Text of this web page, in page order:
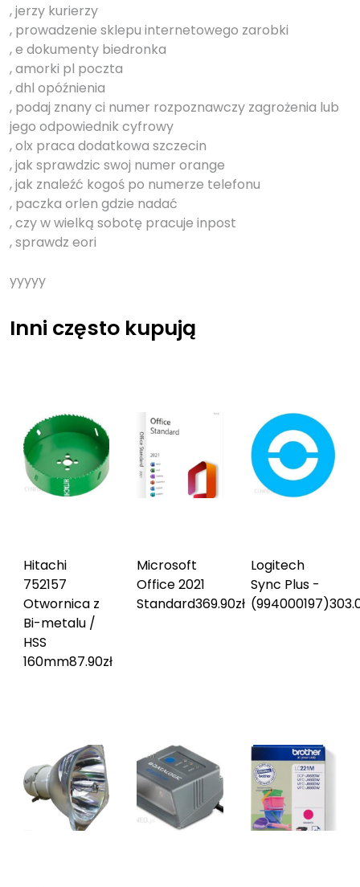
, jerzy kurierzy
, prowadzenie sklepu internetowego zarobki
, e dokumenty biedronka
, amorki pl poczta
, dhl opóźnienia
, podaj znany ci numer rozpoznawczy zagrożenia lub
jego odpowiednik cyfrowy
, olx praca dodatkowa szczecin
, jak sprawdzic swoj numer orange
, jak znaleźć kogoś po numerze telefonu
, paczka orlen gdzie nadać
, czy w wielką sobotę pracuje inpost
, sprawdz eori
yyyyy
Inni często kupują
Hitachi
752157
Otwornica z
Bi-metalu /
HSS
160mm87.90zł
Microsoft
Office 2021
Standard369.90zł
Logitech
Sync Plus -
(994000197)